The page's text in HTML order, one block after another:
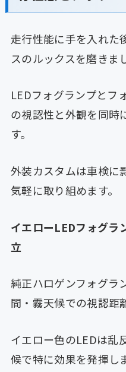
走行性能に手を入れた
スのルックスを磨きま
LEDフォグランプとフ
の視認性と外観を同時
す。
外装カスタムは車検に
気軽に取り組めます。
イエローLEDフォグラ
立
純正ハロゲンフォグラ
間・霧天候での視認距
イエロー色のLEDは乱
候で特に効果を発揮し